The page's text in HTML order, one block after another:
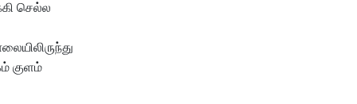
செல்ல
குளம்